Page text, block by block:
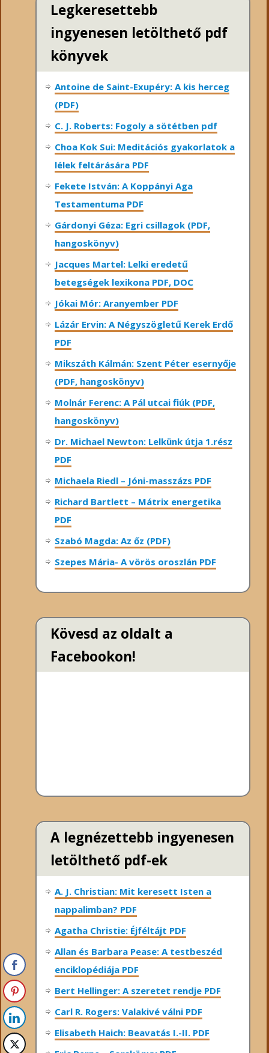
Legkeresettebb
ingyenesen letölthető pdf
könyvek
Antoine de Saint-Exupéry: A kis herceg
(PDF)
C. J. Roberts: Fogoly a sötétben pdf
Choa Kok Sui: Meditációs gyakorlatok a
lélek feltárására PDF
Fekete István: A Koppányi Aga
Testamentuma PDF
Gárdonyi Géza: Egri csillagok (PDF,
hangoskönyv)
Jacques Martel: Lelki eredetű
betegségek lexikona PDF, DOC
Jókai Mór: Aranyember PDF
Lázár Ervin: A Négyszögletű Kerek Erdő
PDF
Mikszáth Kálmán: Szent Péter esernyője
(PDF, hangoskönyv)
Molnár Ferenc: A Pál utcai fiúk (PDF,
hangoskönyv)
Dr. Michael Newton: Lelkünk útja 1.rész
PDF
Michaela Riedl – Jóni-masszázs PDF
Richard Bartlett – Mátrix energetika
PDF
Szabó Magda: Az őz (PDF)
Szepes Mária- A vörös oroszlán PDF
Kövesd az oldalt a
Facebookon!
A legnézettebb ingyenesen
letölthető pdf-ek
A. J. Christian: Mit keresett Isten a
nappalimban? PDF
Agatha Christie: Éjféltájt PDF
Allan és Barbara Pease: A testbeszéd
enciklopédiája PDF
Bert Hellinger: A ​szeretet rendje PDF
Carl R. Rogers: Valakivé válni PDF
Elisabeth Haich: Beavatás I.-II. PDF